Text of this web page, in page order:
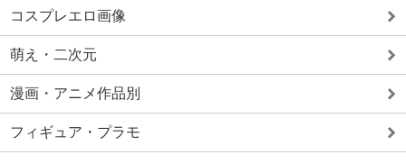
コスプレエロ画像
萌え・二次元
漫画・アニメ作品別
フィギュア・プラモ